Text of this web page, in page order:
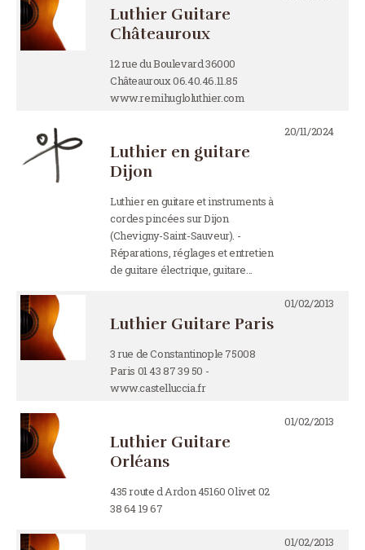
Luthier Guitare
Châteauroux
12 rue du Boulevard 36000
Châteauroux 06.40.46.11.85
www.remihugloluthier.com
Luthier en guitare
Dijon
Luthier en guitare et instruments à
cordes pincées sur Dijon
(Chevigny-Saint-Sauveur). -
Réparations, réglages et entretien
de guitare électrique, guitare…
20/11/2024
Luthier Guitare Paris
3 rue de Constantinople 75008
Paris 01 43 87 39 50 -
www.castelluccia.fr
01/02/2013
Luthier Guitare
Orléans
435 route d Ardon 45160 Olivet 02
38 64 19 67
01/02/2013
01/02/2013